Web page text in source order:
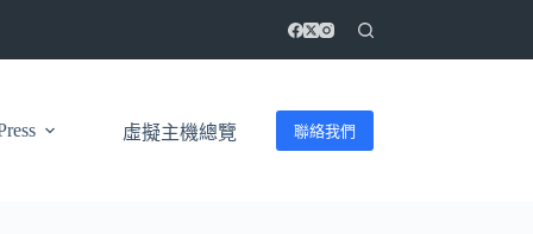
虛擬主機總覽 聯絡我們